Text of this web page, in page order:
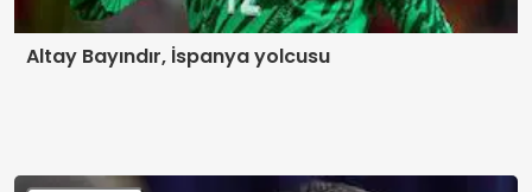
Altay Bayındır, İspanya yolcusu